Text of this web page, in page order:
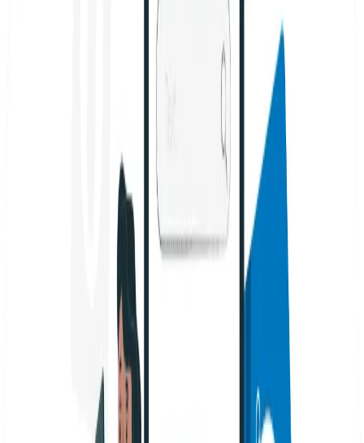
puede lograr una buena usabilidad y experiencia
de usuario en una página web en su verizon móvil
sin la tecnología AMP, pero definitivamente esta sí
lo hace mucho más simple para los
Estos son algunos de los problemas que podrían
suceder cuando se implementa la tecnología AMP en
Deficiente experiencia de usuario:
Las URLs de
las páginas AMP son largas y complicadas, por lo
que a Google le cuesta entenderlas y a los
usuarios, compartirlas.
Es muy cerrada:
Es complicado salir de un
ecosistema AMP.
URL del navegador:
Al colocar una página AMP
en Google, en los resultados de búsqueda se
muestra la URL de la página correspondiente. Sin
embargo, al acceder a la página, la URL que se
muestra es la de Google. Según Google, esto es un
problema temporal y están trabajando en
solucionarlo. Por el momento, es un
inconveniente.